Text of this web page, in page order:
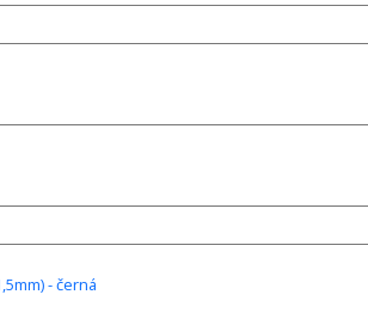
- černá